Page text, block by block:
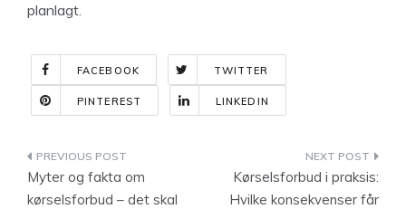
planlagt.
FACEBOOK TWITTER
PINTEREST LINKEDIN
Indlægsnavigation
Myter og fakta om
kørselsforbud – det skal
Kørselsforbud i praksis:
Hvilke konsekvenser får